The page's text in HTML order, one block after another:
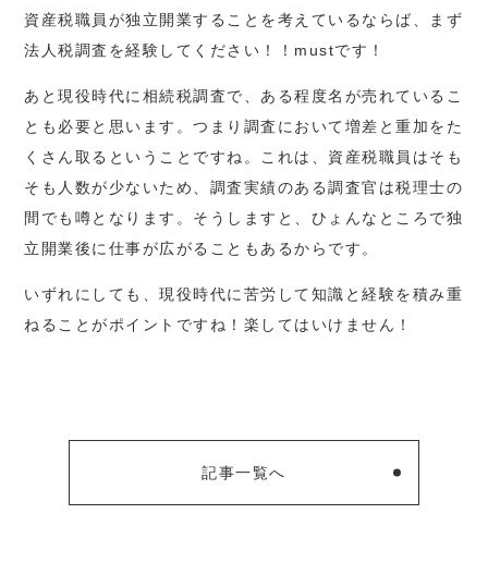
資産税職員が独立開業することを考えているならば、まず
法人税調査を経験してください！！mustです！
あと現役時代に相続税調査で、ある程度名が売れているこ
とも必要と思います。つまり調査において増差と重加をた
くさん取るということですね。これは、資産税職員はそも
そも人数が少ないため、調査実績のある調査官は税理士の
間でも噂となります。そうしますと、ひょんなところで独
立開業後に仕事が広がることもあるからです。
いずれにしても、現役時代に苦労して知識と経験を積み重
ねることがポイントですね！楽してはいけません！
記事一覧へ